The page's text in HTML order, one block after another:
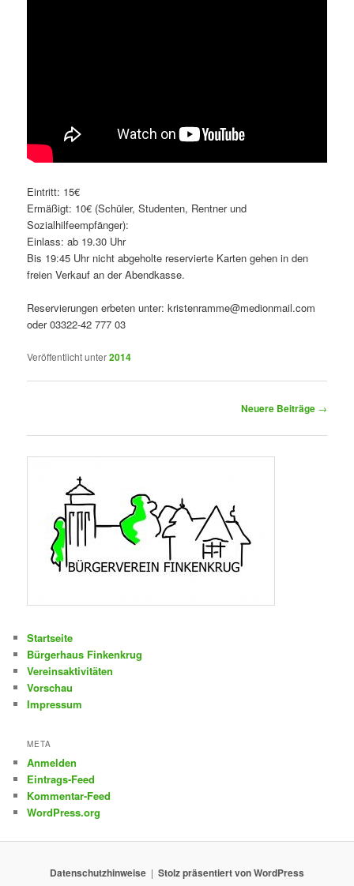
Eintritt: 15€
Ermäßigt: 10€ (Schüler, Studenten, Rentner und
Sozialhilfeempfänger):
Einlass: ab 19.30 Uhr
Bis 19:45 Uhr nicht abgeholte reservierte Karten gehen in den
freien Verkauf an der Abendkasse.
Reservierungen erbeten unter: kristenramme@medionmail.com
oder 03322-42 777 03
Veröffentlicht unter2014
Neuere Beiträge →
Startseite
Bürgerhaus Finkenkrug
Vereinsaktivitäten
Vorschau
Impressum
META
Anmelden
Eintrags-Feed
Kommentar-Feed
WordPress.org
Datenschutzhinweise Stolz präsentiert von WordPress